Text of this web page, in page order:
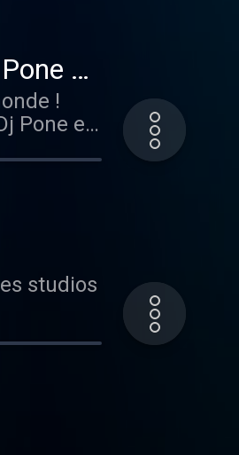
le 15
vous
et
!
Pone et
studios